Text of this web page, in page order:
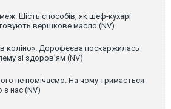
Шість способів, як шеф-кухарі
вершкове масло (NV)
коліно». Дорофєєва поскаржилась
зі здоров’ям (NV)
не помічаємо. На чому тримається
з нас (NV)